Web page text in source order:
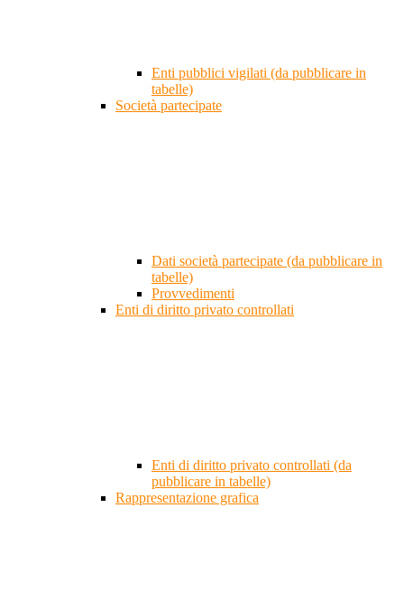
Enti pubblici vigilati (da pubblicare in
tabelle)
Società partecipate
Dati società partecipate (da pubblicare in
tabelle)
Provvedimenti
Enti di diritto privato controllati
Enti di diritto privato controllati (da
pubblicare in tabelle)
Rappresentazione grafica